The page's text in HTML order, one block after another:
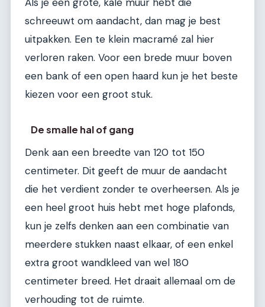
schreeuwt om aandacht, dan mag je best
uitpakken. Een te klein macramé zal hier
verloren raken. Voor een brede muur boven
een bank of een open haard kun je het beste
kiezen voor een groot stuk.
De smalle hal of gang
Denk aan een breedte van 120 tot 150
centimeter. Dit geeft de muur de aandacht
die het verdient zonder te overheersen. Als je
een heel groot huis hebt met hoge plafonds,
kun je zelfs denken aan een combinatie van
meerdere stukken naast elkaar, of een enkel
extra groot wandkleed van wel 180
centimeter breed. Het draait allemaal om de
verhouding tot de ruimte.